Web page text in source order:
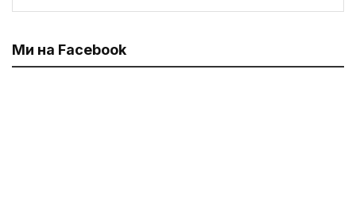
Ми на Facebook